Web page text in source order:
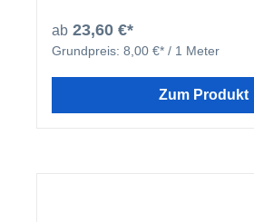
werden.
ab 23,60 €*
Grundpreis: 8,00 €* / 1 Meter
Zum Produkt